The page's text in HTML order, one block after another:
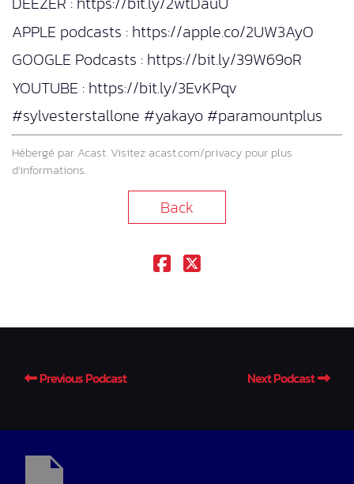
APPLE podcasts : https://apple.co/2UW3AyO
GOOGLE Podcasts : https://bit.ly/39W69oR
YOUTUBE : https://bit.ly/3EvKPqv
#sylvesterstallone #yakayo #paramountplus
Hébergé par Acast. Visitez acast.com/privacy pour plus
d’informations.
Back
Previous Podcast Next Podcast